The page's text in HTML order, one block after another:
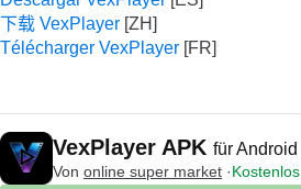
下载 VexPlayer
Télécharger VexPlayer
VexPlayer APK für Android
Von online super market Kostenlos